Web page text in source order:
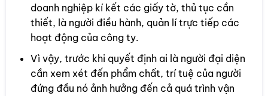
doanh nghiệp kí kết các giấy tờ, thủ tục cần
thiết, là người điều hành, quản lí trực tiếp các
hoạt động của công ty.
Vì vậy, trước khi quyết định ai là người đại diện
cần xem xét đến phẩm chất, trí tuệ của người
đứng đầu nó ảnh hưởng đến cả quá trình vận